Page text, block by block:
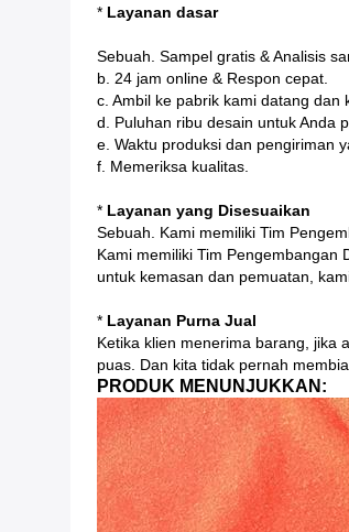
* Layanan dasar
Sebuah. Sampel gratis & Analisis
b. 24 jam online & Respon cepat.
c. Ambil ke pabrik kami datang dan
d. Puluhan ribu desain untuk Anda
e. Waktu produksi dan pengiriman
f. Memeriksa kualitas.
* Layanan yang Disesuaikan
Sebuah. Kami memiliki Tim
Kami memiliki Tim Pengembangan
untuk kemasan dan pemuatan,
* Layanan Purna Jual
Ketika klien menerima barang, jika
puas. Dan kita tidak pernah
PRODUK MENUNJUKKAN: